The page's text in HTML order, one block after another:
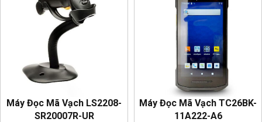
Máy Đọc Mã Vạch LS2208-
SR20007R-UR
Máy Đọc Mã Vạch TC26BK-
11A222-A6